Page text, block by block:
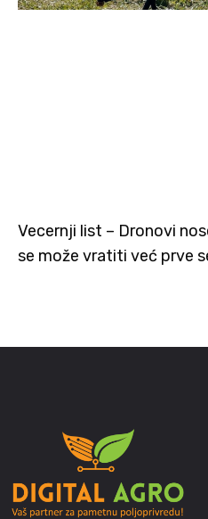
Vecernji list – Dronovi
se može vratiti već prve